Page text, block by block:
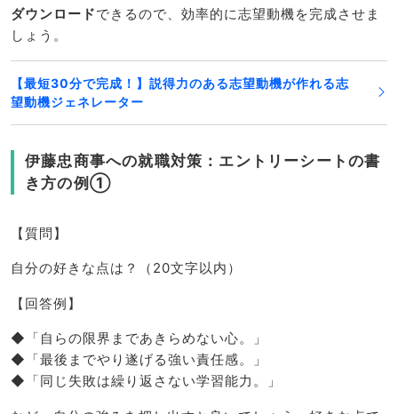
ダウンロードできるので、効率的に志望動機を完成させま
しょう。
【最短30分で完成！】説得力のある志望動機が作れる志
望動機ジェネレーター
伊藤忠商事への就職対策：エントリーシートの書
き方の例①
【質問】
自分の好きな点は？（20文字以内）
【回答例】
◆「自らの限界まであきらめない心。」
◆「最後までやり遂げる強い責任感。」
◆「同じ失敗は繰り返さない学習能力。」